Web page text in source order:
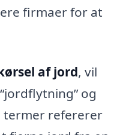
firmaer for at
af jord, vil
og
termer refererer